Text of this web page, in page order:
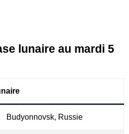
lunaire au mardi 5
Budyonnovsk, Russie